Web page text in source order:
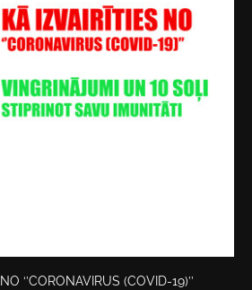
‘’CORONAVIRUS (COVID-19)’’